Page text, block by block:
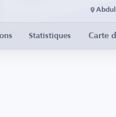
Statistiques Carte